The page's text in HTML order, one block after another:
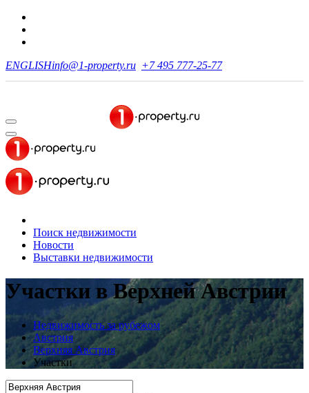
ENGLISHinfo@1-property.ru +7 495 777-25-77
Поиск недвижимости
Новости
Выставки недвижимости
Участки в Верхней Австрии
Недвижимость за рубежом
Австрия
Верхняя Австрия
Участки